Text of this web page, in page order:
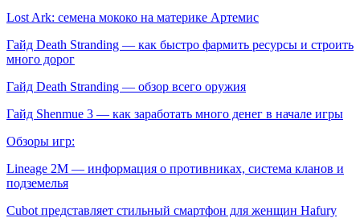
Lost Ark: cемена мококо на материке Артемис
Гайд Death Stranding — как быстро фармить ресурсы и строить
много дорог
Гайд Death Stranding — обзор всего оружия
Гайд Shenmue 3 — как заработать много денег в начале игры
Обзоры игр:
Lineage 2M — информация о противниках, система кланов и
подземелья
Cubot представляет стильный смартфон для женщин Hafury